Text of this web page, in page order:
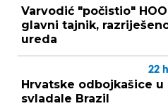
Varvodić "počistio"
glavni tajnik,
ureda
22 h
Hrvatske odbojkašice
svladale Brazil